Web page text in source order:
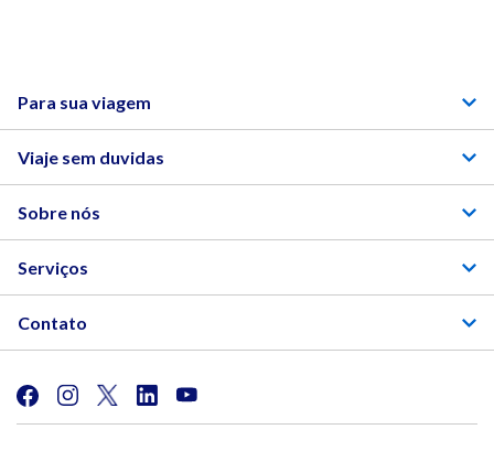
Para sua viagem
Viaje sem duvidas
Sobre nós
Serviços
Contato